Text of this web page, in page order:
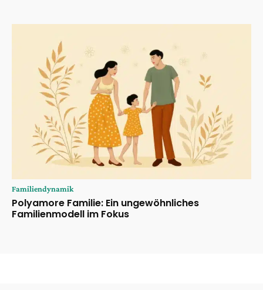
Familiendynamik
Polyamore Familie: Ein ungewöhnliches
Familienmodell im Fokus